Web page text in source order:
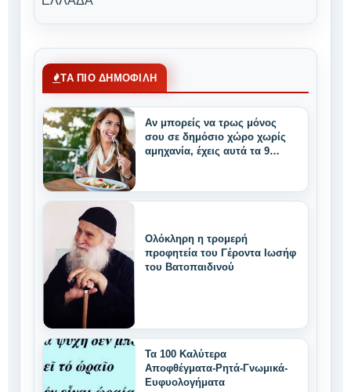
ΤΑ ΠΙΟ ΔΗΜΟΦΙΛΗ
Αν μπορείς να τρως μόνος
σου σε δημόσιο χώρο χωρίς
αμηχανία, έχεις αυτά τα 9
Ολόκληρη η τρομερή
προφητεία του Γέροντα Ιωσήφ
του Βατοπαιδινού
Τα 100 Καλύτερα
Αποφθέγματα-Ρητά-Γνωμικά-
Ευφυολογήματα